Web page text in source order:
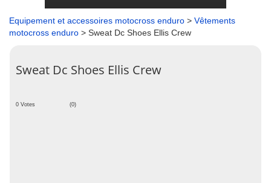
Equipement et accessoires motocross enduro > Vêtements
motocross enduro > Sweat Dc Shoes Ellis Crew
Sweat Dc Shoes Ellis Crew
0 Votes (0)